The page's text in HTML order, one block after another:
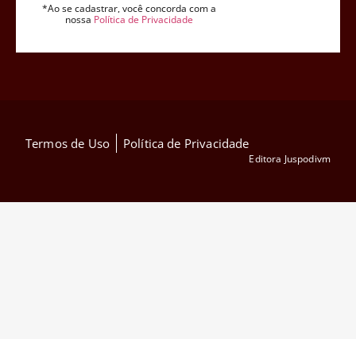
*Ao se cadastrar, você concorda com a
nossa Política de Privacidade
Termos de Uso Política de Privacidade
Editora Juspodivm